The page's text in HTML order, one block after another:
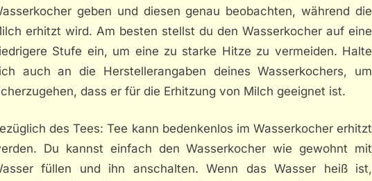
geben und diesen genau beobachten, während die
erhitzt wird. Am besten stellst du den Wasserkocher auf eine
Stufe ein, um eine zu starke Hitze zu vermeiden. Halte
auch an die Herstellerangaben deines Wasserkochers, um
dass er für die Erhitzung von Milch geeignet ist.
des Tees: Tee kann bedenkenlos im Wasserkocher erhitzt
Du kannst einfach den Wasserkocher wie gewohnt mit
füllen und ihn anschalten. Wenn das Wasser heiß ist,